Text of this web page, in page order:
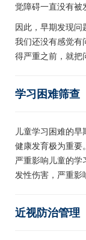
觉障碍一直没有被
因此，早期发现
我们还没有感觉有
得严重之前，就把
学习困难筛查
儿童学习困难的
健康发育极为重要
严重影响儿童的
发性伤害，严重影
近视防治管理